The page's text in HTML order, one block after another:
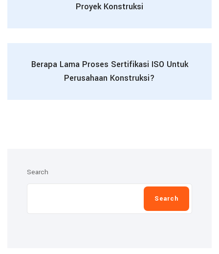
Proyek Konstruksi
Berapa Lama Proses Sertifikasi ISO Untuk
Perusahaan Konstruksi?
Search
Search